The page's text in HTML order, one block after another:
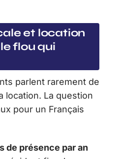
et location
flou qui
parlent rarement de
location. La question
pour un Français
de présence par an